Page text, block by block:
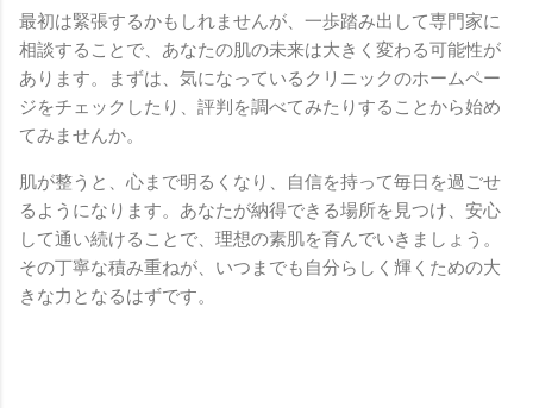
最初は緊張するかもしれませんが、一歩踏み出して専門家に
相談することで、あなたの肌の未来は大きく変わる可能性が
あります。まずは、気になっているクリニックのホームペー
ジをチェックしたり、評判を調べてみたりすることから始め
てみませんか。
肌が整うと、心まで明るくなり、自信を持って毎日を過ごせ
るようになります。あなたが納得できる場所を見つけ、安心
して通い続けることで、理想の素肌を育んでいきましょう。
その丁寧な積み重ねが、いつまでも自分らしく輝くための大
きな力となるはずです。